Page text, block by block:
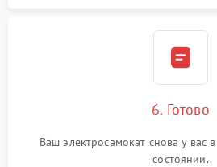
6. Готово
Ваш электросамокат снова у вас
состоянии.